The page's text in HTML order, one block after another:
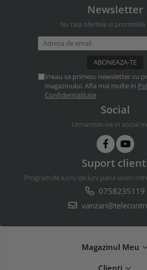
Newsletter
Nu rata ofertele si
Vreau sa primesc newsletter cu
magazinului. Afla mai multe in
Confidentialitate
Social
Urmareste-ne in social
Suport
Program de lucru de luni pana vineri
0758235119
Magazinul Meu
Clienti